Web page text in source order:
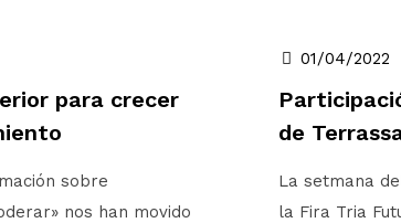
para crecer
sobre
nos han movido
01/04/2022
de
La setmana
la Fira Tria